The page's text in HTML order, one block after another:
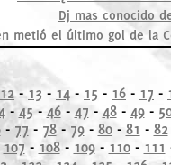
Dj mas conocido
metió el último gol de la
12- 13 - 14 - 15 - 16 - 17 -
- 45- 46- 47 - 48- 49-
- 77 - 78- 79- 80- 81 - 82
107- 108- 109- 110- 111